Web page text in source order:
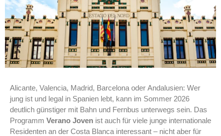
Alicante, Valencia, Madrid, Barcelona oder Andalusien: Wer
jung ist und legal in Spanien lebt, kann im Sommer 2026
deutlich günstiger mit Bahn und Fernbus unterwegs sein. Das
Programm Verano Joven ist auch für viele junge internationale
Residenten an der Costa Blanca interessant – nicht aber für